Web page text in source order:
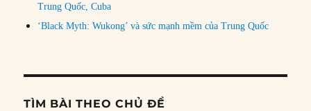
Trung Quốc, Cuba
‘Black Myth: Wukong’ và sức mạnh mềm của Trung Quốc
TÌM BÀI THEO CHỦ ĐỀ